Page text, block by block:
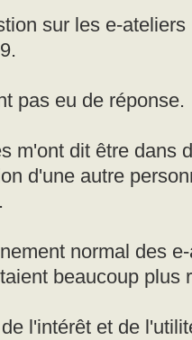
sur les e-
pas eu de réponse.
m'ont dit être dans
d'une autre
normal des
beaucoup plus
l'intérêt et de